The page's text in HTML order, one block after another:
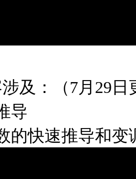
及：（7月29日
导
的快速推导和